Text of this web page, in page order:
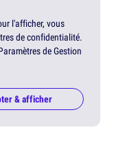
l'afficher, vous
de confidentialité.
de Gestion
& afficher